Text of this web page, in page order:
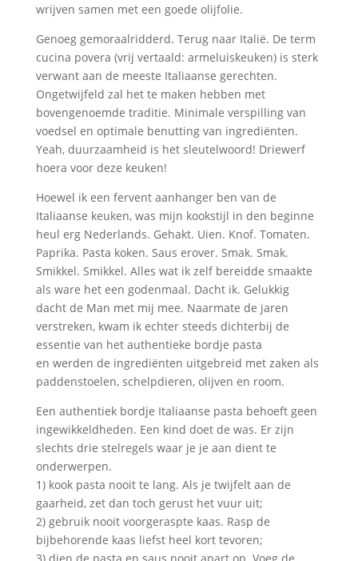
wrijven samen met een goede olijfolie.
Genoeg gemoraalridderd. Terug naar Italië. De term
cucina povera (vrij vertaald: armeluiskeuken) is sterk
verwant aan de meeste Italiaanse gerechten.
Ongetwijfeld zal het te maken hebben met
bovengenoemde traditie. Minimale verspilling van
voedsel en optimale benutting van ingrediënten.
Yeah, duurzaamheid is het sleutelwoord! Driewerf
hoera voor deze keuken!
Hoewel ik een fervent aanhanger ben van de
Italiaanse keuken, was mijn kookstijl in den beginne
heul erg Nederlands. Gehakt. Uien. Knof. Tomaten.
Paprika. Pasta koken. Saus erover. Smak. Smak.
Smikkel. Smikkel. Alles wat ik zelf bereidde smaakte
als ware het een godenmaal. Dacht ik. Gelukkig
dacht de Man met mij mee. Naarmate de jaren
verstreken, kwam ik echter steeds dichterbij de
essentie van het authentieke bordje pasta
en werden de ingrediënten uitgebreid met zaken als
paddenstoelen, schelpdieren, olijven en room.
Een authentiek bordje Italiaanse pasta behoeft geen
ingewikkeldheden. Een kind doet de was. Er zijn
slechts drie stelregels waar je je aan dient te
onderwerpen.
1) kook pasta nooit te lang. Als je twijfelt aan de
gaarheid, zet dan toch gerust het vuur uit;
2) gebruik nooit voorgeraspte kaas. Rasp de
bijbehorende kaas liefst heel kort tevoren;
3) dien de pasta en saus nooit apart op. Voeg de